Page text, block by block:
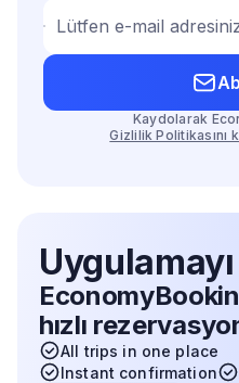
Lütfen e-mail
Kaydolarak
Gizlilik Politikasını
Uygulamayı
hızlı
All trips in one place
Instant confirmation